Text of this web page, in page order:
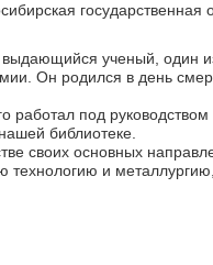
государственная
ученый, один
Он родился в день
работал под
библиотеке.
своих основных
и